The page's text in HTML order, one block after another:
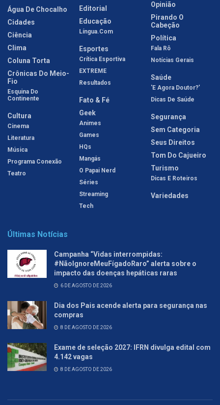
Água De Chocalho
Cidades
Ciência
Clima
Coluna Torta
Crônicas Do Meio-
Fio
Esquina Do
Continente
Cultura
Cinema
Literatura
Música
Programa Conexão
Teatro
Editorial
Educação
Língua.com
Esportes
Crítica Esportiva
EXTREME
Resultados
Fato & Fé
Geek
Animes
Games
HQs
Mangás
O Papai Nerd
Séries
Streaming
Tech
Opinião
Pirando O
Cabeção
Política
Fala Rô
Notícias Gerais
Saúde
'E Agora Doutor?'
Dicas De Saúde
Segurança
Sem Categoria
Seus Direitos
Tom Do Cajueiro
Turismo
Dicas E Roteiros
Variedades
Últimas Notícias
Campanha “Vidas interrompidas:
#NãoIgnoreMeuFígadoRaro” alerta sobre o
impacto das doenças hepáticas raras
6 DE AGOSTO DE 2026
Dia dos Pais acende alerta para segurança nas
compras
8 DE AGOSTO DE 2026
Exame de seleção 2027: IFRN divulga edital com
4.142 vagas
8 DE AGOSTO DE 2026